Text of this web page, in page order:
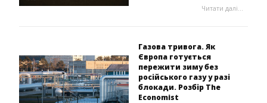
Читати далі...
Газова тривога. Як
Європа готується
пережити зиму без
російського газу у разі
блокади. Розбір The
Economist